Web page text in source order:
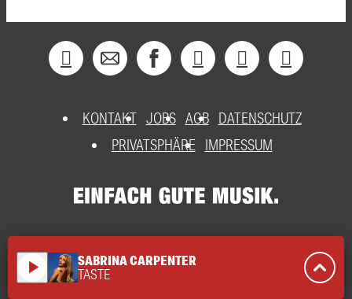
KONTAKT JOBS AGB DATENSCHUTZ
PRIVATSPHÄRE
IMPRESSUM
play_arrow SABRINA CARPENTER
TASTE